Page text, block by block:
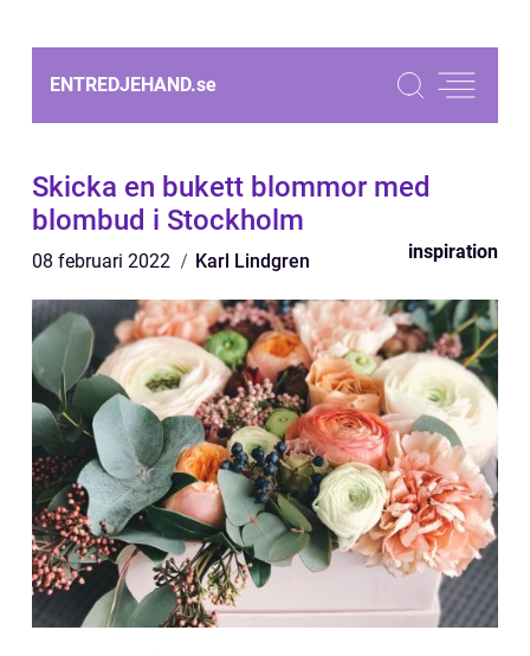
ENTREDJEHAND.se
Skicka en bukett blommor med
blombud i Stockholm
08 februari 2022 Karl Lindgren inspiration